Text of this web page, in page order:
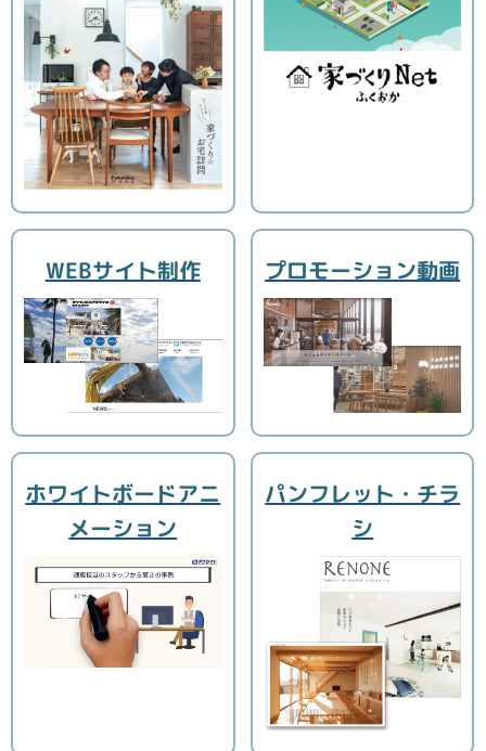
WEBサイト制作 プロモーション動画
ホワイトボードアニ
メーション
パンフレット・チラ
シ